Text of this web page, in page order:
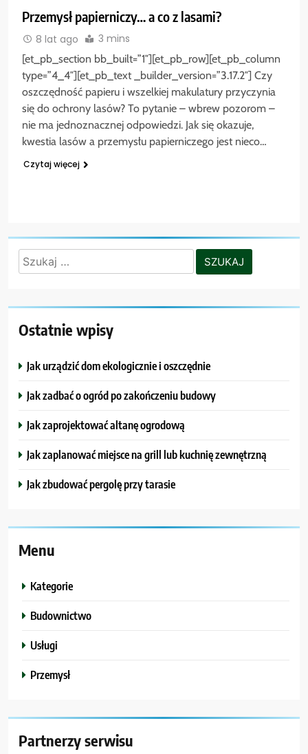
Przemysł papierniczy… a co z lasami?
8 lat ago 3 mins
[et_pb_section bb_built=”1″][et_pb_row][et_pb_column
type=”4_4″][et_pb_text _builder_version=”3.17.2″] Czy
oszczędność papieru i wszelkiej makulatury przyczynia
się do ochrony lasów? To pytanie – wbrew pozorom –
nie ma jednoznacznej odpowiedzi. Jak się okazuje,
kwestia lasów a przemysłu papierniczego jest nieco…
Czytaj więcej
Szukaj:
Ostatnie wpisy
Jak urządzić dom ekologicznie i oszczędnie
Jak zadbać o ogród po zakończeniu budowy
Jak zaprojektować altanę ogrodową
Jak zaplanować miejsce na grill lub kuchnię zewnętrzną
Jak zbudować pergolę przy tarasie
Menu
Kategorie
Budownictwo
Usługi
Przemysł
Partnerzy serwisu